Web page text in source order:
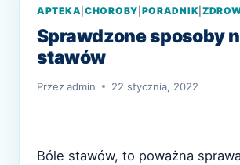
APTEKA CHOROBY PORADNIK
Sprawdzone sposoby
stawów
Przezadmin 22 stycznia, 2022
Bóle stawów, to poważna